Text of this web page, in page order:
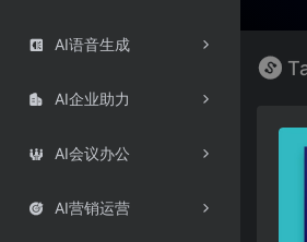
 AI语音生成
 AI企业助力
 AI会议办公
 AI营销运营